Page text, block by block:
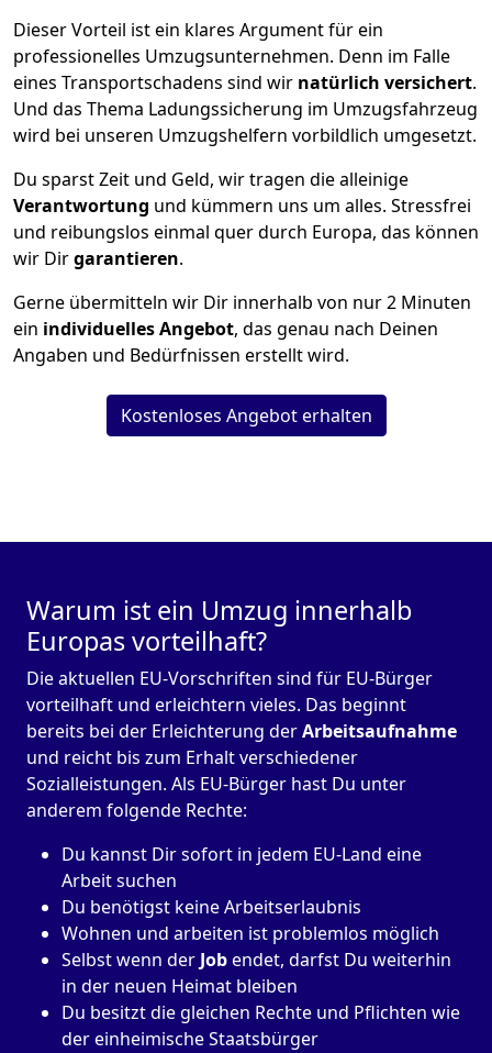
Dieser Vorteil ist ein klares Argument für ein
professionelles Umzugsunternehmen. Denn im Falle
eines Transportschadens sind wir natürlich versichert.
Und das Thema Ladungssicherung im Umzugsfahrzeug
wird bei unseren Umzugshelfern vorbildlich umgesetzt.
Du sparst Zeit und Geld, wir tragen die alleinige
Verantwortung und kümmern uns um alles. Stressfrei
und reibungslos einmal quer durch Europa, das können
wir Dirgarantieren.
Gerne übermitteln wir Dir innerhalb von nur2 Minuten
ein individuelles Angebot, das genau nach Deinen
Angaben und Bedürfnissen erstellt wird.
Kostenloses Angebot erhalten
Warum ist ein Umzug innerhalb
Europas vorteilhaft?
Die aktuellen EU-Vorschriften sind für EU-Bürger
vorteilhaft und erleichtern vieles. Das beginnt
bereits bei der Erleichterung derArbeitsaufnahme
und reicht bis zum Erhalt verschiedener
Sozialleistungen. Als EU-Bürger hast Du unter
anderem folgende Rechte:
Du kannst Dir sofort in jedem EU-Land eine
Arbeit suchen
Du benötigst keine Arbeitserlaubnis
Wohnen und arbeiten ist problemlos möglich
Selbst wenn der Jobendet, darfst Du weiterhin
in der neuen Heimat bleiben
Du besitzt die gleichen Rechte und Pflichten wie
der einheimische Staatsbürger